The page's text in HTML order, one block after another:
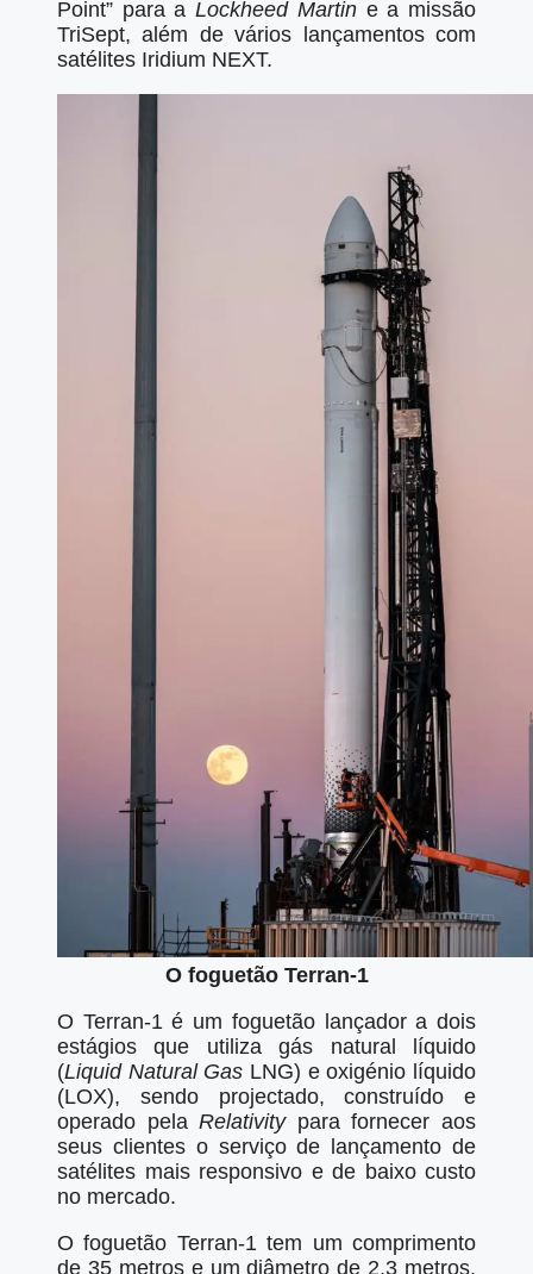
Point” para aLockheed Martine a missão
TriSept, além de vários lançamentos com
satélites Iridium NEXT.
O foguetão Terran-1
O Terran-1 é um foguetão lançador a dois
estágios que utiliza gás natural líquido
(Liquid Natural Gas LNG) e oxigénio líquido
(LOX), sendo projectado, construído e
operado pelaRelativitypara fornecer aos
seus clientes o serviço de lançamento de
satélites mais responsivo e de baixo custo
no mercado.
O foguetão Terran-1 tem um comprimento
de 35 metros e um diâmetro de 2,3 metros,